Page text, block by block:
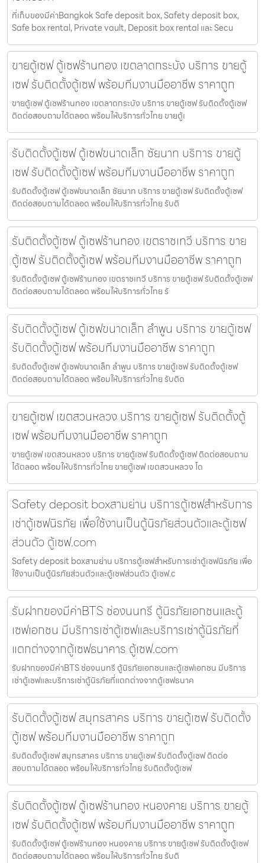
ที่เก็บของมีค่าBangkok Safe deposit box, Safety deposit box,
Safe box rental, Private vault, Deposit box rental และ Secu
ขายตู้เซฟ ตู้เซฟร้านทอง เขตลาดกระบัง บริการ ขายตู้
เซฟ รับติดตั้งตู้เซฟ พร้อมทีมงานมืออาชีพ ราคาถูก
ขายตู้เซฟ ตู้เซฟร้านทอง เขตลาดกระบัง บริการ ขายตู้เซฟ รับติดตั้งตู้เซฟ
ติดต่อสอบถามได้ตลอด พร้อมให้บริการทั่วไทย ขายตู้เ
รับติดตั้งตู้เซฟ ตู้เซฟขนาดเล็ก ชัยนาท บริการ ขายตู้
เซฟ รับติดตั้งตู้เซฟ พร้อมทีมงานมืออาชีพ ราคาถูก
รับติดตั้งตู้เซฟ ตู้เซฟขนาดเล็ก ชัยนาท บริการ ขายตู้เซฟ รับติดตั้งตู้เซฟ
ติดต่อสอบถามได้ตลอด พร้อมให้บริการทั่วไทย รับติ
รับติดตั้งตู้เซฟ ตู้เซฟร้านทอง เขตราชเทวี บริการ ขาย
ตู้เซฟ รับติดตั้งตู้เซฟ พร้อมทีมงานมืออาชีพ ราคาถูก
รับติดตั้งตู้เซฟ ตู้เซฟร้านทอง เขตราชเทวี บริการ ขายตู้เซฟ รับติดตั้งตู้เซฟ
ติดต่อสอบถามได้ตลอด พร้อมให้บริการทั่วไทย รั
รับติดตั้งตู้เซฟ ตู้เซฟขนาดเล็ก ลำพูน บริการ ขายตู้เซฟ
รับติดตั้งตู้เซฟ พร้อมทีมงานมืออาชีพ ราคาถูก
รับติดตั้งตู้เซฟ ตู้เซฟขนาดเล็ก ลำพูน บริการ ขายตู้เซฟ รับติดตั้งตู้เซฟ
ติดต่อสอบถามได้ตลอด พร้อมให้บริการทั่วไทย รับติด
ขายตู้เซฟ เขตสวนหลวง บริการ ขายตู้เซฟ รับติดตั้งตู้
เซฟ พร้อมทีมงานมืออาชีพ ราคาถูก
ขายตู้เซฟ เขตสวนหลวง บริการ ขายตู้เซฟ รับติดตั้งตู้เซฟ ติดต่อสอบถาม
ได้ตลอด พร้อมให้บริการทั่วไทย ขายตู้เซฟ เขตสวนหลวง โด
Safety deposit boxสามย่าน บริการตู้เซฟสำหรับการ
เช่าตู้เซฟนิรภัย เพื่อใช้งานเป็นตู้นิรภัยส่วนตัวและตู้เซฟ
ส่วนตัว ตู้เซฟ.com
Safety deposit boxสามย่าน บริการตู้เซฟสำหรับการเช่าตู้เซฟนิรภัย เพื่อ
ใช้งานเป็นตู้นิรภัยส่วนตัวและตู้เซฟส่วนตัว ตู้เซฟ.c
รับฝากของมีค่าBTS ช่องนนทรี ตู้นิรภัยเอกชนและตู้
เซฟเอกชน มีบริการเช่าตู้เซฟและบริการเช่าตู้นิรภัยที่
แตกต่างจากตู้เซฟธนาคาร ตู้เซฟ.com
รับฝากของมีค่าBTS ช่องนนทรี ตู้นิรภัยเอกชนและตู้เซฟเอกชน มีบริการ
เช่าตู้เซฟและบริการเช่าตู้นิรภัยที่แตกต่างจากตู้เซฟธนาค
รับติดตั้งตู้เซฟ สมุทรสาคร บริการ ขายตู้เซฟ รับติดตั้ง
ตู้เซฟ พร้อมทีมงานมืออาชีพ ราคาถูก
รับติดตั้งตู้เซฟ สมุทรสาคร บริการ ขายตู้เซฟ รับติดตั้งตู้เซฟ ติดต่อ
สอบถามได้ตลอด พร้อมให้บริการทั่วไทย รับติดตั้งตู้เซฟ
รับติดตั้งตู้เซฟ ตู้เซฟร้านทอง หนองคาย บริการ ขายตู้
เซฟ รับติดตั้งตู้เซฟ พร้อมทีมงานมืออาชีพ ราคาถูก
รับติดตั้งตู้เซฟ ตู้เซฟร้านทอง หนองคาย บริการ ขายตู้เซฟ รับติดตั้งตู้เซฟ
ติดต่อสอบถามได้ตลอด พร้อมให้บริการทั่วไทย รับติ